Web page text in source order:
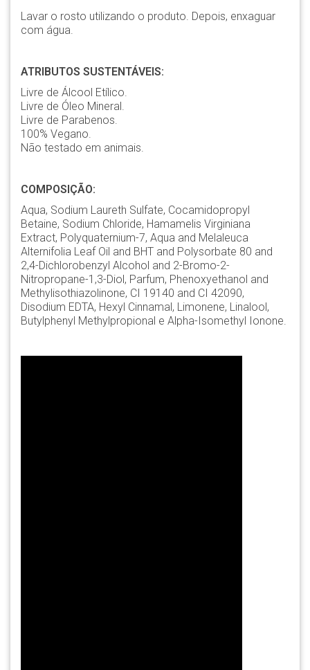
Lavar o rosto utilizando o produto. Depois, enxaguar
com água.
ATRIBUTOS SUSTENTÁVEIS:
Livre de Álcool Etílico.
Livre de Óleo Mineral.
Livre de Parabenos.
100% Vegano.
Não testado em animais.
COMPOSIÇÃO:
Aqua, Sodium Laureth Sulfate, Cocamidopropyl
Betaine, Sodium Chloride, Hamamelis Virginiana
Extract, Polyquaternium-7, Aqua and Melaleuca
Alternifolia Leaf Oil and BHT and Polysorbate 80 and
2,4-Dichlorobenzyl Alcohol and 2-Bromo-2-
Nitropropane-1,3-Diol, Parfum, Phenoxyethanol and
Methylisothiazolinone, CI 19140 and CI 42090,
Disodium EDTA, Hexyl Cinnamal, Limonene, Linalool,
Butylphenyl Methylpropional e Alpha-Isomethyl Ionone.